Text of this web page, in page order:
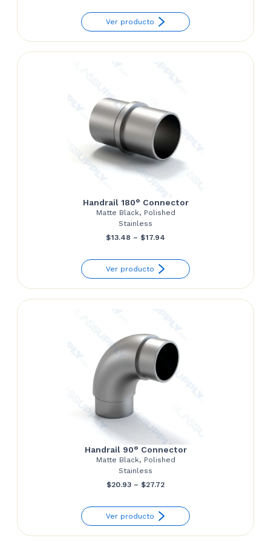
$31.69
through
Ver producto
Handrail 180° Connector
Matte Black, Polished
Stainless
$13.48 – $17.94
$13.48
through
Ver producto
Handrail 90° Connector
Matte Black, Polished
Stainless
$20.93 – $27.72Price
$20.93
through
Ver producto